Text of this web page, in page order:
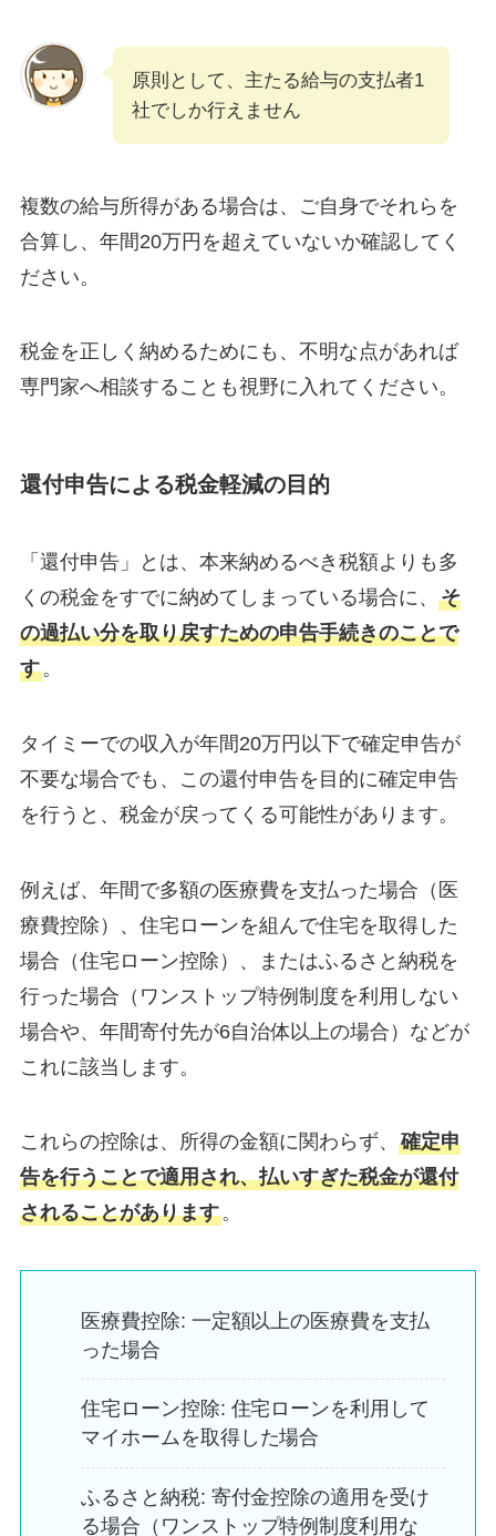
原則として、主たる給与の支払者1
社でしか行えません
複数の給与所得がある場合は、ご自身でそれらを
合算し、年間20万円を超えていないか確認してく
ださい。
税金を正しく納めるためにも、不明な点があれば
専門家へ相談することも視野に入れてください。
還付申告による税金軽減の目的
「還付申告」とは、本来納めるべき税額よりも多
くの税金をすでに納めてしまっている場合に、 そ
の過払い分を取り戻すための申告手続きのことで
す。
タイミーでの収入が年間20万円以下で確定申告が
不要な場合でも、この還付申告を目的に確定申告
を行うと、税金が戻ってくる可能性があります。
例えば、年間で多額の医療費を支払った場合（医
療費控除）、住宅ローンを組んで住宅を取得した
場合（住宅ローン控除）、またはふるさと納税を
行った場合（ワンストップ特例制度を利用しない
場合や、年間寄付先が6自治体以上の場合）などが
これに該当します。
これらの控除は、所得の金額に関わらず、 確定申
告を行うことで適用され、払いすぎた税金が還付
されることがあります。
医療費控除: 一定額以上の医療費を支払
った場合
住宅ローン控除: 住宅ローンを利用して
マイホームを取得した場合
ふるさと納税: 寄付金控除の適用を受け
る場合（ワンストップ特例制度利用な